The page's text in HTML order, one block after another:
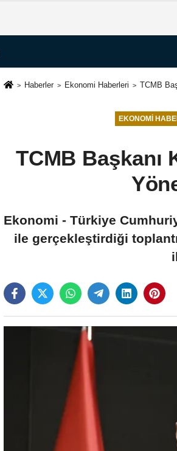
Haberler Ekonomi Haberleri TCMB
EKONOMI
TCMB Başkanı
Ekonomi - Türkiye
ile gerçekleştirdiği